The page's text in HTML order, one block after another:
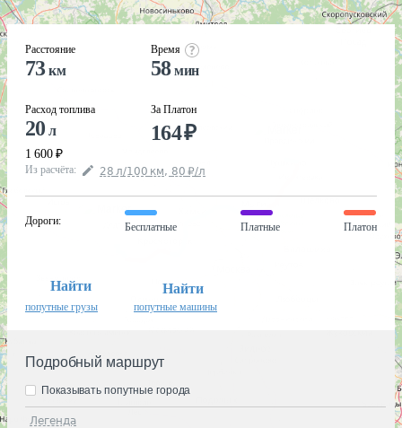
Расстояние
73км
Расход топлива
20 л
1 600 ₽
Время
58мин
За Платон
164₽
Из расчёта: 28 л/100 км, 80 ₽/л
Дороги:
Бесплатные Платные Платон
Найти
попутные грузы
Найти
попутные машины
Подробный маршрут
Легенда
Показывать попутные города